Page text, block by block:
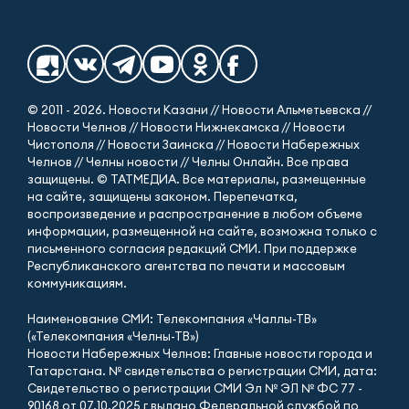
© 2011 - 2026. Новости Казани // Новости Альметьевска //
Новости Челнов // Новости Нижнекамска // Новости
Чистополя // Новости Заинска // Новости Набережных
Челнов // Челны новости // Челны Онлайн. Все права
защищены. © ТАТМЕДИА. Все материалы, размещенные
на сайте, защищены законом. Перепечатка,
воспроизведение и распространение в любом объеме
информации, размещенной на сайте, возможна только с
письменного согласия редакций СМИ. При поддержке
Республиканского агентства по печати и массовым
коммуникациям.
Наименование СМИ: Телекомпания «Чаллы-ТВ»
(«Телекомпания «Челны-ТВ»)
Новости Набережных Челнов: Главные новости города и
Татарстана. № свидетельства о регистрации СМИ, дата:
Свидетельство о регистрации СМИ Эл № ЭЛ № ФС 77 -
90168 от 07.10.2025 г выдано Федеральной службой по